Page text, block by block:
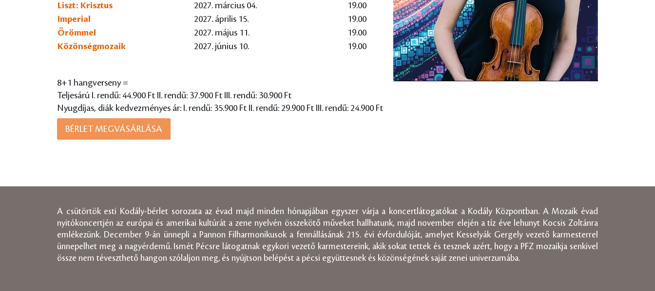
Liszt: Krisztus
2027. március 04.
19.00
Imperial
2027. április 15.
19.00
Örömmel
2027. május 11.
19.00
Közönségmozaik
2027. június 10. 19.00
8+1 hangverseny =
Teljesárú I. rendű: 44.900 Ft II. rendű: 37.900 Ft III. rendű: 30.900 Ft
Nyugdíjas, diák kedvezményes ár: I. rendű: 35.900 Ft II. rendű: 29.900 Ft III. rendű: 24.900 Ft
BÉRLET MEGVÁSÁRLÁSA
A csütörtök esti Kodály-bérlet sorozata az évad majd minden hónapjában egyszer várja a koncertlátogatókat a Kodály Központban. A Mozaik évad
nyitókoncertjén az európai és amerikai kultúrát a zene nyelvén összekötő műveket hallhatunk, majd november elején a tíz éve lehunyt Kocsis Zoltánra
emlékezünk. December 9-án ünnepli a Pannon Filharmonikusok a fennállásának 215. évi évfordulóját, amelyet Kesselyák Gergely vezető karmesterrel
ünnepelhet meg a nagyérdemű. Ismét Pécsre látogatnak egykori vezető karmestereink, akik sokat tettek és tesznek azért, hogy a PFZ mozaikja senkivel
össze nem téveszthető hangon szólaljon meg, és nyújtson belépést a pécsi együttesnek és közönségének saját zenei univerzumába.